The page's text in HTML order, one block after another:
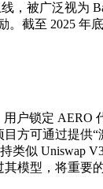
，被广泛视为
。截至 2025 年
用户锁定 AERO
目方可通过提供
持类似 Uniswap
其模型，将重要